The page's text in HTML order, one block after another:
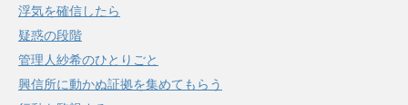
浮気を確信したら
疑惑の段階
管理人紗希のひとりごと
興信所に動かぬ証拠を集めてもらう